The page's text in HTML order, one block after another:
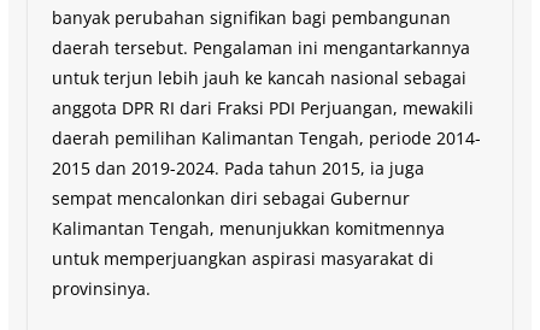
banyak perubahan signifikan bagi pembangunan
daerah tersebut. Pengalaman ini mengantarkannya
untuk terjun lebih jauh ke kancah nasional sebagai
anggota DPR RI dari Fraksi PDI Perjuangan, mewakili
daerah pemilihan Kalimantan Tengah, periode 2014-
2015 dan 2019-2024. Pada tahun 2015, ia juga
sempat mencalonkan diri sebagai Gubernur
Kalimantan Tengah, menunjukkan komitmennya
untuk memperjuangkan aspirasi masyarakat di
provinsinya.